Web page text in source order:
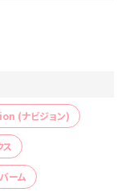
(ナビジョン)
ス
ーム